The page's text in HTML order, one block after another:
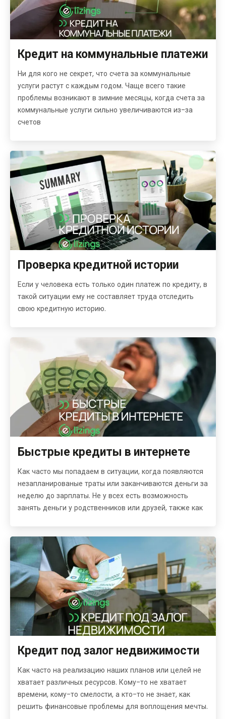
Кредит на коммунальные платежи
Ни для кого не секрет, что счета за коммунальные
услуги растут с каждым годом. Чаще всего такие
проблемы возникают в зимние месяцы, когда счета за
коммунальные услуги сильно увеличиваются из-за
счетов
Проверка кредитной истории
Если у человека есть только один платеж по кредиту, в
такой ситуации ему не составляет труда отследить
свою кредитную историю.
Быстрые кредиты в интернете
Как часто мы попадаем в ситуации, когда появляются
незапланированые траты или заканчиваются деньги за
неделю до зарплаты. Не у всех есть возможность
занять деньги у родственников или друзей, также как
Кредит под залог недвижимости
Как часто на реализацию наших планов или целей не
хватает различных ресурсов. Кому-то не хватает
времени, кому-то смелости, а кто-то не знает, как
решить финансовые проблемы для воплощения мечты.